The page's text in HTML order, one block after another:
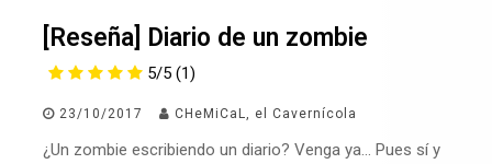
[Reseña] Diario de un zombie
5/5 (1)
23/10/2017 CHeMiCaL, el Cavernícola
¿Un zombie escribiendo un diario? Venga ya… Pues sí y